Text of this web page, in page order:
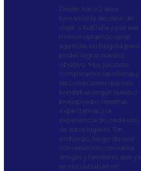
Desde hace 2 años
tomamos la decisión de
viajar a Australia y por ese
motivo visitamos varias
agencias en Bogotá para
poder lograr nuestro
objetivo. Muy juiciosos
comparamos las ofertas y
las condiciones que nos
brindaban según nuestro
presupuesto, nuestras
expectativas y la
experiencia de cada uno
de estos lugares. Sin
embargo, luego de una
conversación con varios
amigos y familiares que ya
se encontraban en